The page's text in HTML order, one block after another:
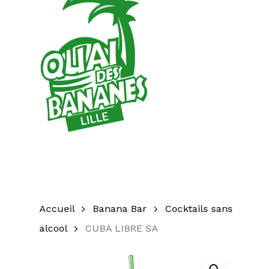
Accueil Banana Bar
Cocktails sans
alcool
CUBA LIBRE SA